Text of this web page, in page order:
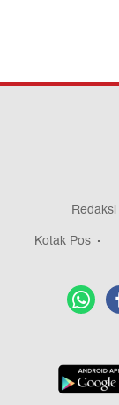
Redaksi
Kotak Pos